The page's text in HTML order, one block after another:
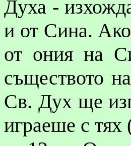
Духа -
и от Сина.
от ония на
съществото
Св. Дух ще
играеше с тях